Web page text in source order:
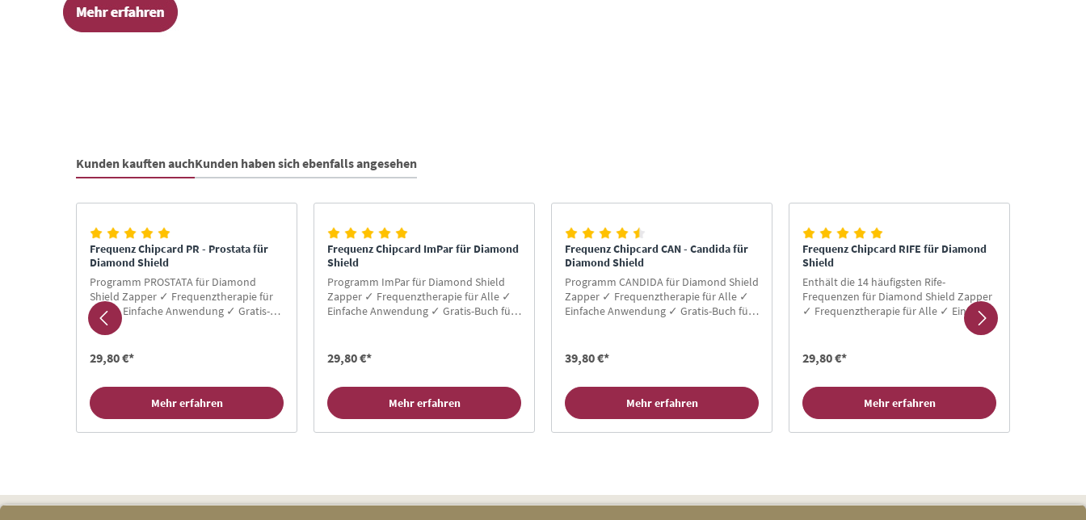
Kunden kauften auchKunden haben sich ebenfalls angesehen
Frequenz Chipcard PR - Prostata für
Diamond Shield
Programm PROSTATA für Diamond
Shield Zapper ✓ Frequenztherapie für
Alle ✓ Einfache Anwendung ✓ Gratis-
Buch für Neukunden ✓ Hier Zapper
Chipcard kaufen!
29,80 €*
Mehr erfahren
Frequenz Chipcard ImPar für Diamond
Shield
Programm ImPar für Diamond Shield
Zapper ✓ Frequenztherapie für Alle ✓
Einfache Anwendung ✓ Gratis-Buch für
29,80 €*
Mehr erfahren
Frequenz Chipcard CAN - Candida für
Diamond Shield
Programm CANDIDA für Diamond Shield
Zapper ✓ Frequenztherapie für Alle ✓
Einfache Anwendung ✓ Gratis-Buch für
39,80 €*
Mehr erfahren
Frequenz Chipcard RIFE für Diamond
Shield
Enthält die 14 häufigsten Rife-
Frequenzen für Diamond Shield Zapper
✓ Frequenztherapie für Alle ✓ Einfache
kaufen!
29,80 €*
Mehr erfahren